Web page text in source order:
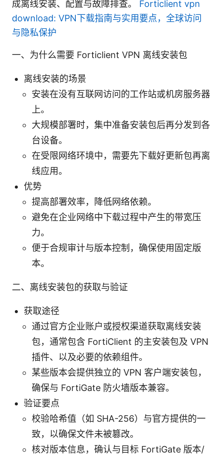
成离线安装、配置与故障排查。 Forticlient vpn
download: VPN下载指南与实用要点，全球访问
与隐私保护
一、为什么需要 Forticlient VPN 离线安装包
离线安装的场景
安装在没有互联网访问的工作站或机房服务器
上。
大规模部署时，集中准备安装包后再分发到各
台设备。
在受限网络环境中，需要先下载好更新包再离
线应用。
优势
提高部署效率，降低网络依赖。
避免在企业网络中下载过程中产生的带宽压
力。
便于合规审计与版本控制，确保使用固定版
本。
二、离线安装包的获取与验证
获取途径
通过官方企业账户或授权渠道获取离线安装
包，通常包含 FortiClient 的主安装包及 VPN
插件、以及必要的依赖组件。
某些版本会提供独立的 VPN 客户端安装包，
确保与 FortiGate 防火墙版本兼容。
验证要点
校验哈希值（如 SHA-256）与官方提供的一
致，以确保文件未被篡改。
核对版本信息，确认与目标 FortiGate 版本/